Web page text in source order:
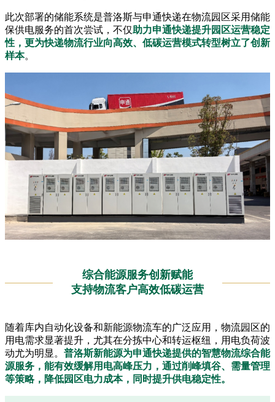
此次部署的储能系统是普洛斯与申通快递在物流园区采用储能
保供电服务的首次尝试，不仅助力申通快递提升园区运营稳定
性，更为快递物流行业向高效、低碳运营模式转型树立了创新
样本。
综合能源服务创新赋能
支持物流客户高效低碳运营
随着库内自动化设备和新能源物流车的广泛应用，物流园区的
用电需求显著提升，尤其在分拣中心和转运枢纽，用电负荷波
动尤为明显。 普洛斯新能源为申通快递提供的智慧物流综合能
源服务，能有效缓解用电高峰压力，通过削峰填谷、需量管理
等策略，降低园区电力成本，同时提升供电稳定性。